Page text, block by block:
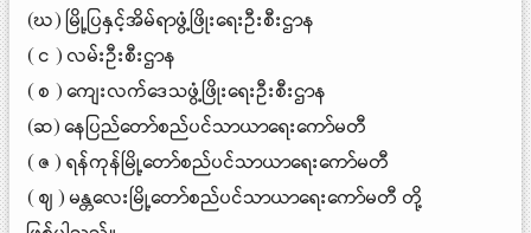
(ဃ) မြို့ပြနှင့်အိမ်ရာဖွံ့ဖြိုးရေးဦးစီးဌာန
( င ) လမ်းဦးစီးဌာန
( စ ) ကျေးလက်ဒေသဖွံ့ဖြိုးရေးဦးစီးဌာန
(ဆ) နေပြည်တော်စည်ပင်သာယာရေးကော်မတီ
( ဇ ) ရန်ကုန်မြို့တော်စည်ပင်သာယာရေးကော်မတီ
( ဈ ) မန္တလေးမြို့တော်စည်ပင်သာယာရေးကော်မတီ တို့